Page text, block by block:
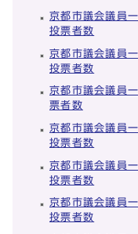
京都市議会議員
投票者数
京都市議会議員
投票者数
京都市議会議員
票者数
京都市議会議員
投票者数
京都市議会議員
投票者数
京都市議会議員
投票者数